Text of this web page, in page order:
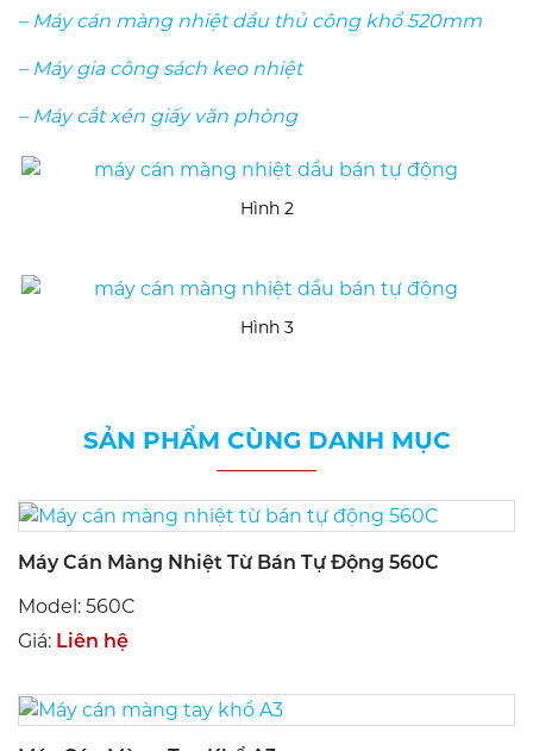
– Máy cán màng nhiệt dầu thủ công khổ 520mm
– Máy gia công sách keo nhiệt
– Máy cắt xén giấy văn phòng
Hình 2
Hình 3
SẢN PHẨM CÙNG DANH MỤC
Máy Cán Màng Nhiệt Từ Bán Tự Động 560C
Model: 560C
Giá: Liên hệ